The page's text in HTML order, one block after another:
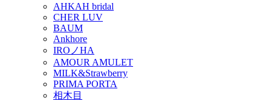
AHKAH bridal
CHER LUV
BAUM
Ankhore
IROノHA
AMOUR AMULET
MILK&Strawberry
PRIMA PORTA
相木目